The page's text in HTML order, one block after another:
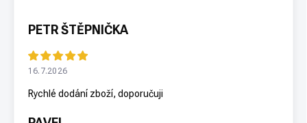
PETR ŠTĚPNIČKA
16.7.2026
Rychlé dodání zboží, doporučuji